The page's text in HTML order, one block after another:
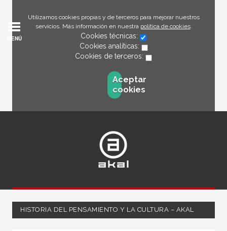
Utilizamos cookies propias y de terceros para mejorar nuestros
servicios. Más información en nuestra política de cookies.
Cookies técnicas:
Cookies analíticas:
Cookies de terceros:
Aceptar
cookies
MENÚ
HISTORIA DEL PENSAMIENTO Y LA CULTURA – AKAL